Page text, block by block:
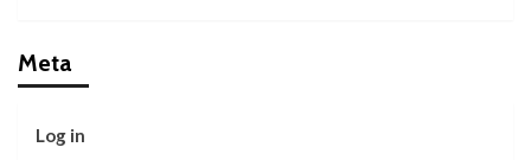
Meta
Log in